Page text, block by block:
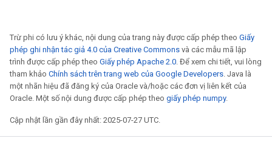
Trừ phi có lưu ý khác, nội dung của trang này được cấp phép theo Giấy
phép ghi nhận tác giả 4.0 của Creative Commons và các mẫu mã lập
trình được cấp phép theo Giấy phép Apache 2.0. Để xem chi tiết, vui lòng
tham khảo Chính sách trên trang web của Google Developers. Java là
một nhãn hiệu đã đăng ký của Oracle và/hoặc các đơn vị liên kết của
Oracle. Một số nội dung được cấp phép theo giấy phép numpy.
Cập nhật lần gần đây nhất: 2025-07-27 UTC.